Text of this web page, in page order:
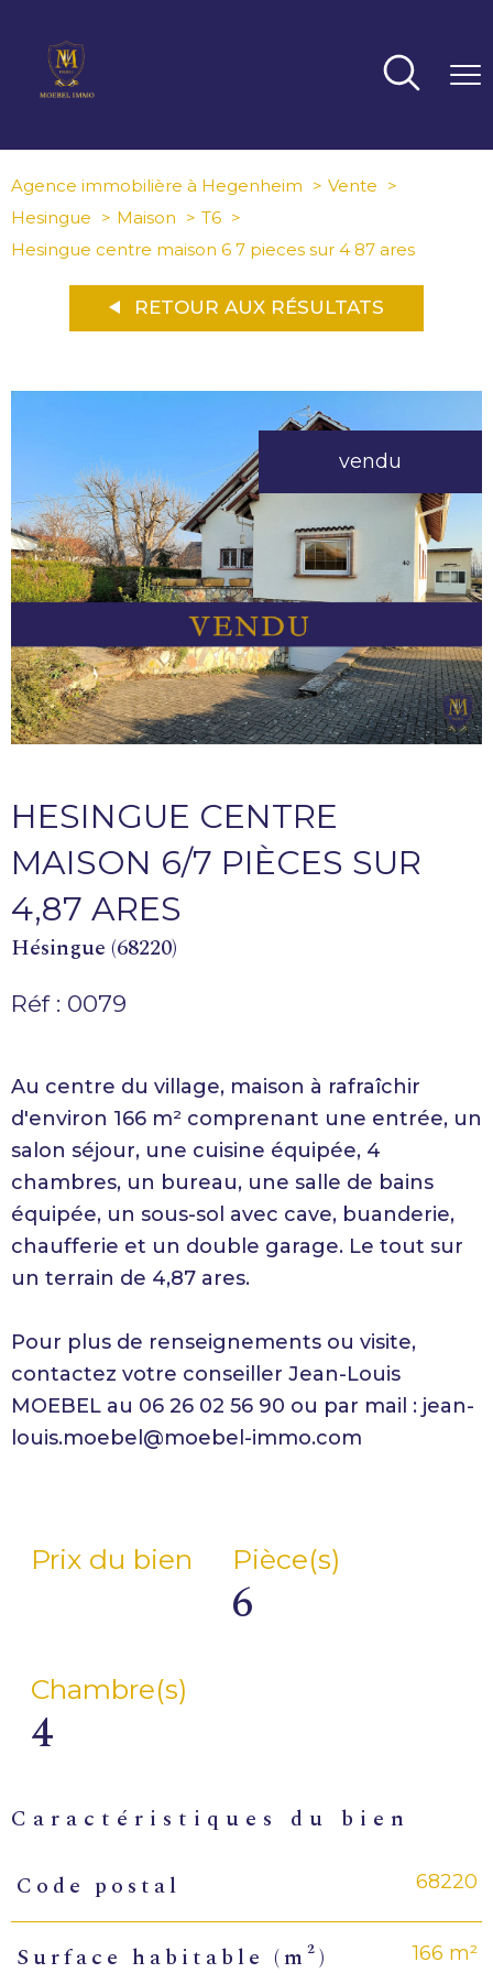
Agence immobilière à Hegenheim
Vente
Hesingue
Maison
T6
Hesingue centre maison 6 7 pieces sur 4 87 ares
RETOUR AUX RÉSULTATS
vendu
HESINGUE CENTRE
MAISON 6/7 PIÈCES SUR
4,87 ARES
Hésingue (68220)
Réf : 0079
Au centre du village, maison à rafraîchir
d'environ 166 m² comprenant une entrée, un
salon séjour, une cuisine équipée, 4
chambres, un bureau, une salle de bains
équipée, un sous-sol avec cave, buanderie,
chaufferie et un double garage. Le tout sur
un terrain de 4,87 ares.
Pour plus de renseignements ou visite,
contactez votre conseiller Jean-Louis
MOEBEL au 06 26 02 56 90 ou par mail : jean-
louis.moebel@moebel-immo.com
Prix du bien Pièce(s)
6
Chambre(s)
4
caractéristiques du bien
Caractéristiques
Code postal 68220
Surface habitable (m²) 166 m²